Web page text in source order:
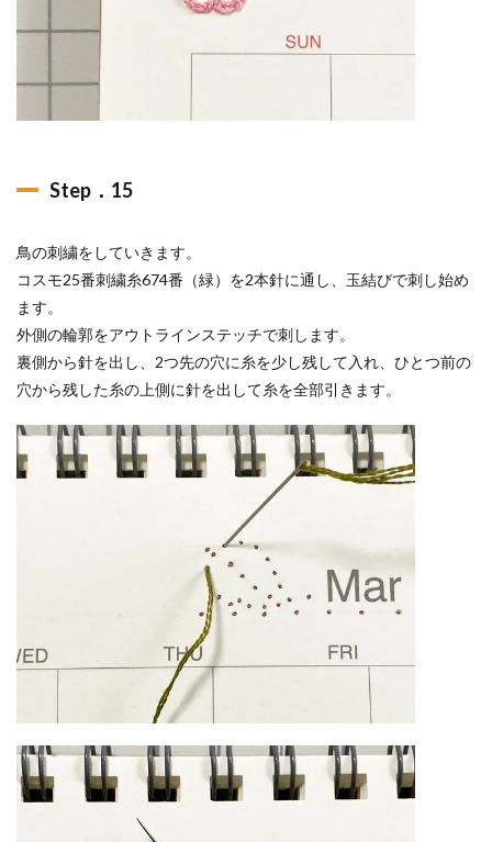
Step．15
鳥の刺繍をしていきます。
コスモ25番刺繍糸674番（緑）を2本針に通し、玉結びで刺し始め
ます。
外側の輪郭をアウトラインステッチで刺します。
裏側から針を出し、2つ先の穴に糸を少し残して入れ、ひとつ前の
穴から残した糸の上側に針を出して糸を全部引きます。